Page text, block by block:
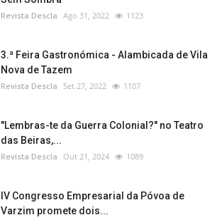
Revista Descla Ago 31, 2022 1123
3.ª Feira Gastronómica - Alambicada de Vila
Nova de Tazem
Revista Descla Set 27, 2022 1107
"Lembras-te da Guerra Colonial?" no Teatro
das Beiras,...
Revista Descla Out 21, 2024 1089
IV Congresso Empresarial da Póvoa de
Varzim promete dois...